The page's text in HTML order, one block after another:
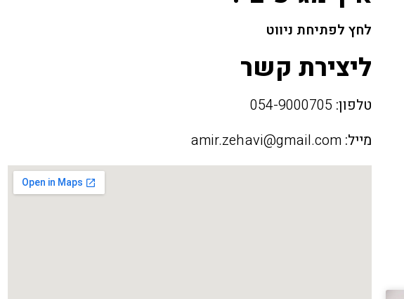
לחץ לפתיחת ניווט
ליצירת קשר
טלפון:
מייל: amir.zehavi@gmail.com